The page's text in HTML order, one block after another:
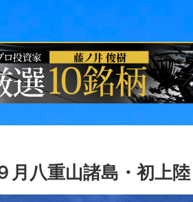
月八重山諸島・初上